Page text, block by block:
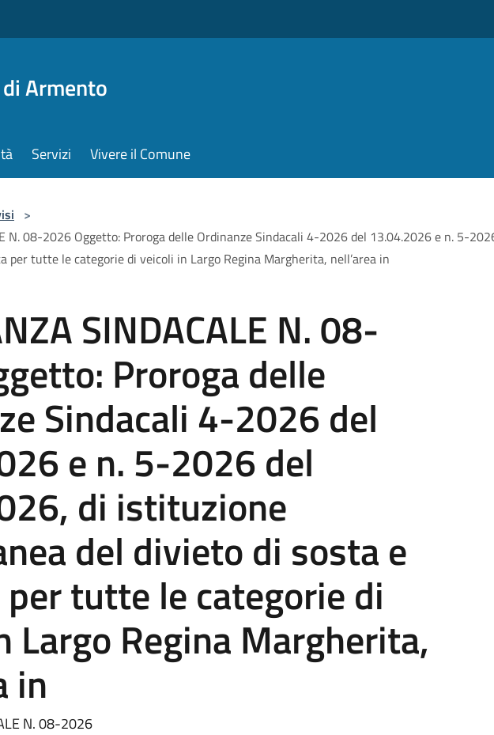
Armento
Servizi Vivere il Comune
>
N. 08-2026 Oggetto: Proroga delle Ordinanze Sindacali 4-2026 del 13.04.2026 e n. 5-
per tutte le categorie di veicoli in Largo Regina Margherita, nell’area in
SINDACALE N. 08-
Proroga delle
Sindacali 4-2026 del
e n. 5-2026 del
di istituzione
del divieto di sosta e
tutte le categorie di
Largo Regina Margherita,
in
N. 08-2026